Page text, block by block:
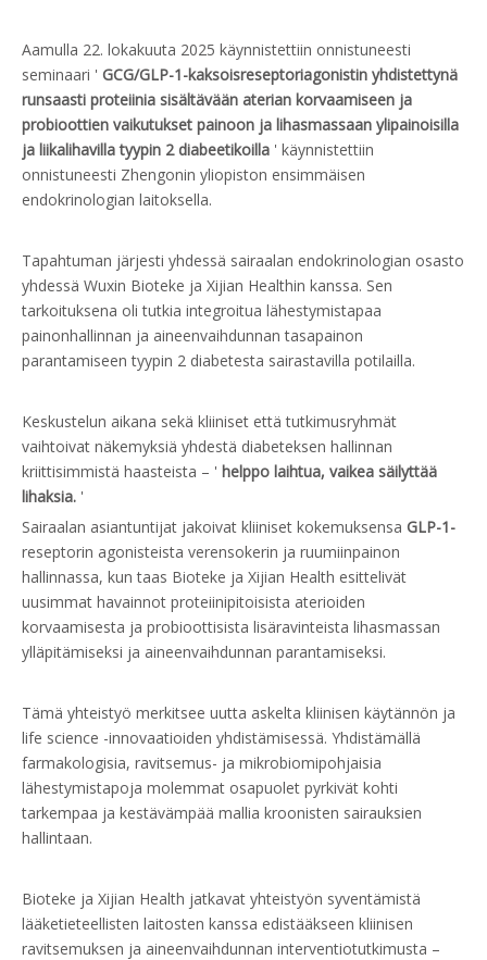
Aamulla 22. lokakuuta 2025 käynnistettiin onnistuneesti
seminaari ' GCG/GLP-1-kaksoisreseptoriagonistin yhdistettynä
runsaasti proteiinia sisältävään aterian korvaamiseen ja
probioottien vaikutukset painoon ja lihasmassaan ylipainoisilla
ja liikalihavilla tyypin 2 diabeetikoilla ' käynnistettiin
onnistuneesti Zhengonin yliopiston ensimmäisen
endokrinologian laitoksella.
Tapahtuman järjesti yhdessä sairaalan endokrinologian osasto
yhdessä Wuxin Bioteke ja Xijian Healthin kanssa. Sen
tarkoituksena oli tutkia integroitua lähestymistapaa
painonhallinnan ja aineenvaihdunnan tasapainon
parantamiseen tyypin 2 diabetesta sairastavilla potilailla.
Keskustelun aikana sekä kliiniset että tutkimusryhmät
vaihtoivat näkemyksiä yhdestä diabeteksen hallinnan
kriittisimmistä haasteista – ' helppo laihtua, vaikea säilyttää
lihaksia. '
Sairaalan asiantuntijat jakoivat kliiniset kokemuksensa GLP-1-
reseptorin agonisteista verensokerin ja ruumiinpainon
hallinnassa, kun taas Bioteke ja Xijian Health esittelivät
uusimmat havainnot proteiinipitoisista aterioiden
korvaamisesta ja probioottisista lisäravinteista lihasmassan
ylläpitämiseksi ja aineenvaihdunnan parantamiseksi.
Tämä yhteistyö merkitsee uutta askelta kliinisen käytännön ja
life science -innovaatioiden yhdistämisessä. Yhdistämällä
farmakologisia, ravitsemus- ja mikrobiomipohjaisia ​​
lähestymistapoja molemmat osapuolet pyrkivät kohti
tarkempaa ja kestävämpää mallia kroonisten sairauksien
hallintaan.
Bioteke ja Xijian Health jatkavat yhteistyön syventämistä
lääketieteellisten laitosten kanssa edistääkseen kliinisen
ravitsemuksen ja aineenvaihdunnan interventiotutkimusta –